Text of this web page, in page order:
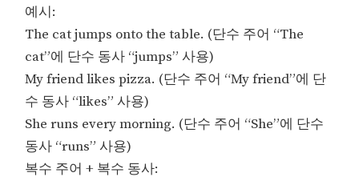
예시:
The cat jumps onto the table. (단수 주어 “The
cat”에 단수 동사 “jumps” 사용)
My friend likes pizza. (단수 주어 “My friend”에 단
수 동사 “likes” 사용)
She runs every morning. (단수 주어 “She”에 단수
동사 “runs” 사용)
복수 주어 + 복수 동사: